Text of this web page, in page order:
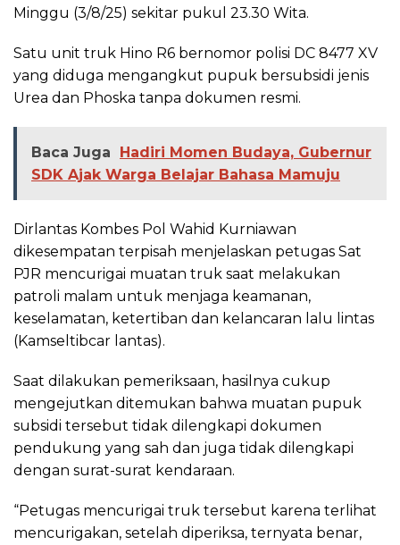
Minggu (3/8/25) sekitar pukul 23.30 Wita.
Satu unit truk Hino R6 bernomor polisi DC 8477 XV
yang diduga mengangkut pupuk bersubsidi jenis
Urea dan Phoska tanpa dokumen resmi.
Baca Juga
Hadiri Momen Budaya, Gubernur
SDK Ajak Warga Belajar Bahasa Mamuju
Dirlantas Kombes Pol Wahid Kurniawan
dikesempatan terpisah menjelaskan petugas Sat
PJR mencurigai muatan truk saat melakukan
patroli malam untuk menjaga keamanan,
keselamatan, ketertiban dan kelancaran lalu lintas
(Kamseltibcar lantas).
Saat dilakukan pemeriksaan, hasilnya cukup
mengejutkan ditemukan bahwa muatan pupuk
subsidi tersebut tidak dilengkapi dokumen
pendukung yang sah dan juga tidak dilengkapi
dengan surat-surat kendaraan.
“Petugas mencurigai truk tersebut karena terlihat
mencurigakan, setelah diperiksa, ternyata benar,